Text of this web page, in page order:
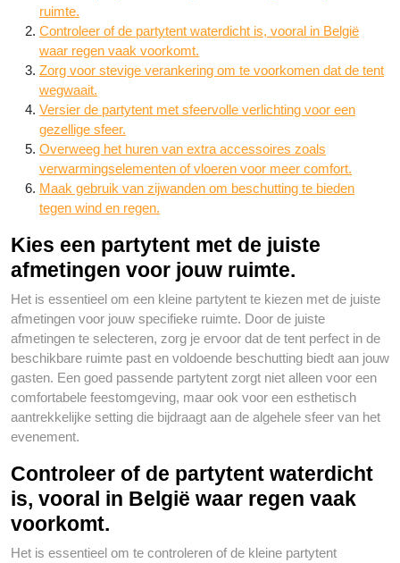
ruimte.
Controleer of de partytent waterdicht is, vooral in België
waar regen vaak voorkomt.
Zorg voor stevige verankering om te voorkomen dat de tent
wegwaait.
Versier de partytent met sfeervolle verlichting voor een
gezellige sfeer.
Overweeg het huren van extra accessoires zoals
verwarmingselementen of vloeren voor meer comfort.
Maak gebruik van zijwanden om beschutting te bieden
tegen wind en regen.
Kies een partytent met de juiste
afmetingen voor jouw ruimte.
Het is essentieel om een kleine partytent te kiezen met de juiste
afmetingen voor jouw specifieke ruimte. Door de juiste
afmetingen te selecteren, zorg je ervoor dat de tent perfect in de
beschikbare ruimte past en voldoende beschutting biedt aan jouw
gasten. Een goed passende partytent zorgt niet alleen voor een
comfortabele feestomgeving, maar ook voor een esthetisch
aantrekkelijke setting die bijdraagt aan de algehele sfeer van het
evenement.
Controleer of de partytent waterdicht
is, vooral in België waar regen vaak
voorkomt.
Het is essentieel om te controleren of de kleine partytent